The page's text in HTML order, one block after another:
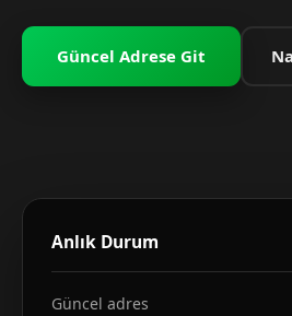
Güncel Adrese Git
Anlık Durum
Güncel adres